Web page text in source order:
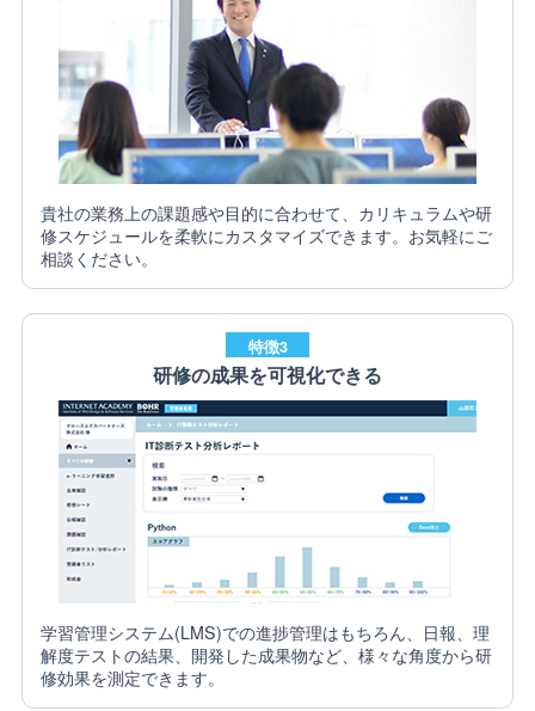
貴社の業務上の課題感や目的に合わせて、カリキュラムや研
修スケジュールを柔軟にカスタマイズできます。お気軽にご
相談ください。
特徴3
研修の成果を可視化できる
学習管理システム(LMS)での進捗管理はもちろん、日報、理
解度テストの結果、開発した成果物など、様々な角度から研
修効果を測定できます。